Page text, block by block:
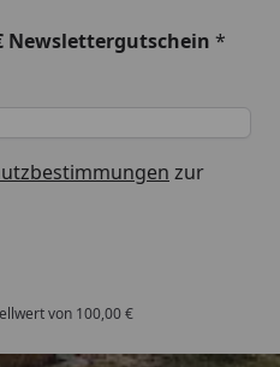
Newslettergutschein *
zur
von 100,00 €